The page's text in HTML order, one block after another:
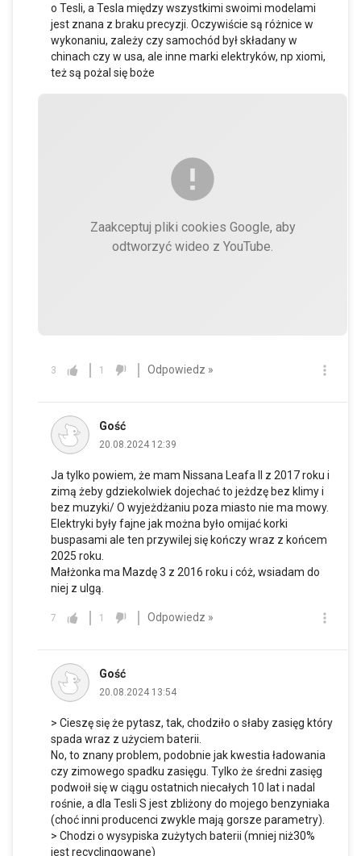
o Tesli, a Tesla między wszystkimi swoimi modelami
jest znana z braku precyzji. Oczywiście są różnice w
wykonaniu, zależy czy samochód był składany w
chinach czy w usa, ale inne marki elektryków, np xiomi,
też są pożal się boże
Zaakceptuj pliki cookies Google, aby
odtworzyć wideo z YouTube.
3 1 Odpowiedz »
Gość
20.08.2024 12:39
Ja tylko powiem, że mam Nissana Leafa II z 2017 roku i
zimą żeby gdziekolwiek dojechać to jeżdzę bez klimy i
bez muzyki/ O wyjeżdżaniu poza miasto nie ma mowy.
Elektryki były fajne jak można było omijać korki
buspasami ale ten przywilej się kończy wraz z końcem
2025 roku.
Małżonka ma Mazdę 3 z 2016 roku i cóż, wsiadam do
niej z ulgą.
7 1 Odpowiedz »
Gość
20.08.2024 13:54
> Cieszę się że pytasz, tak, chodziło o słaby zasięg który
spada wraz z użyciem baterii.
No, to znany problem, podobnie jak kwestia ładowania
czy zimowego spadku zasięgu. Tylko że średni zasięg
podwoił się w ciągu ostatnich niecałych 10 lat i nadal
rośnie, a dla Tesli S jest zbliżony do mojego benzyniaka
(choć inni producenci zwykle mają gorsze parametry).
> Chodzi o wysypiska zużytych baterii (mniej niż30%
jest recyclingowane)